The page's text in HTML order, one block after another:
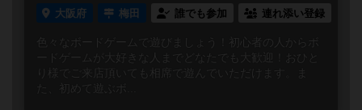
大阪府 梅田 誰でも参加 連れ添い登録
色々なボードゲームで遊びましょう！初心者の人からボ
ードゲームが大好きな人までどなたでも大歓迎！おひと
り様でご来店頂いても相席で遊んでいただけます。ま
た、初めて遊ぶボ...